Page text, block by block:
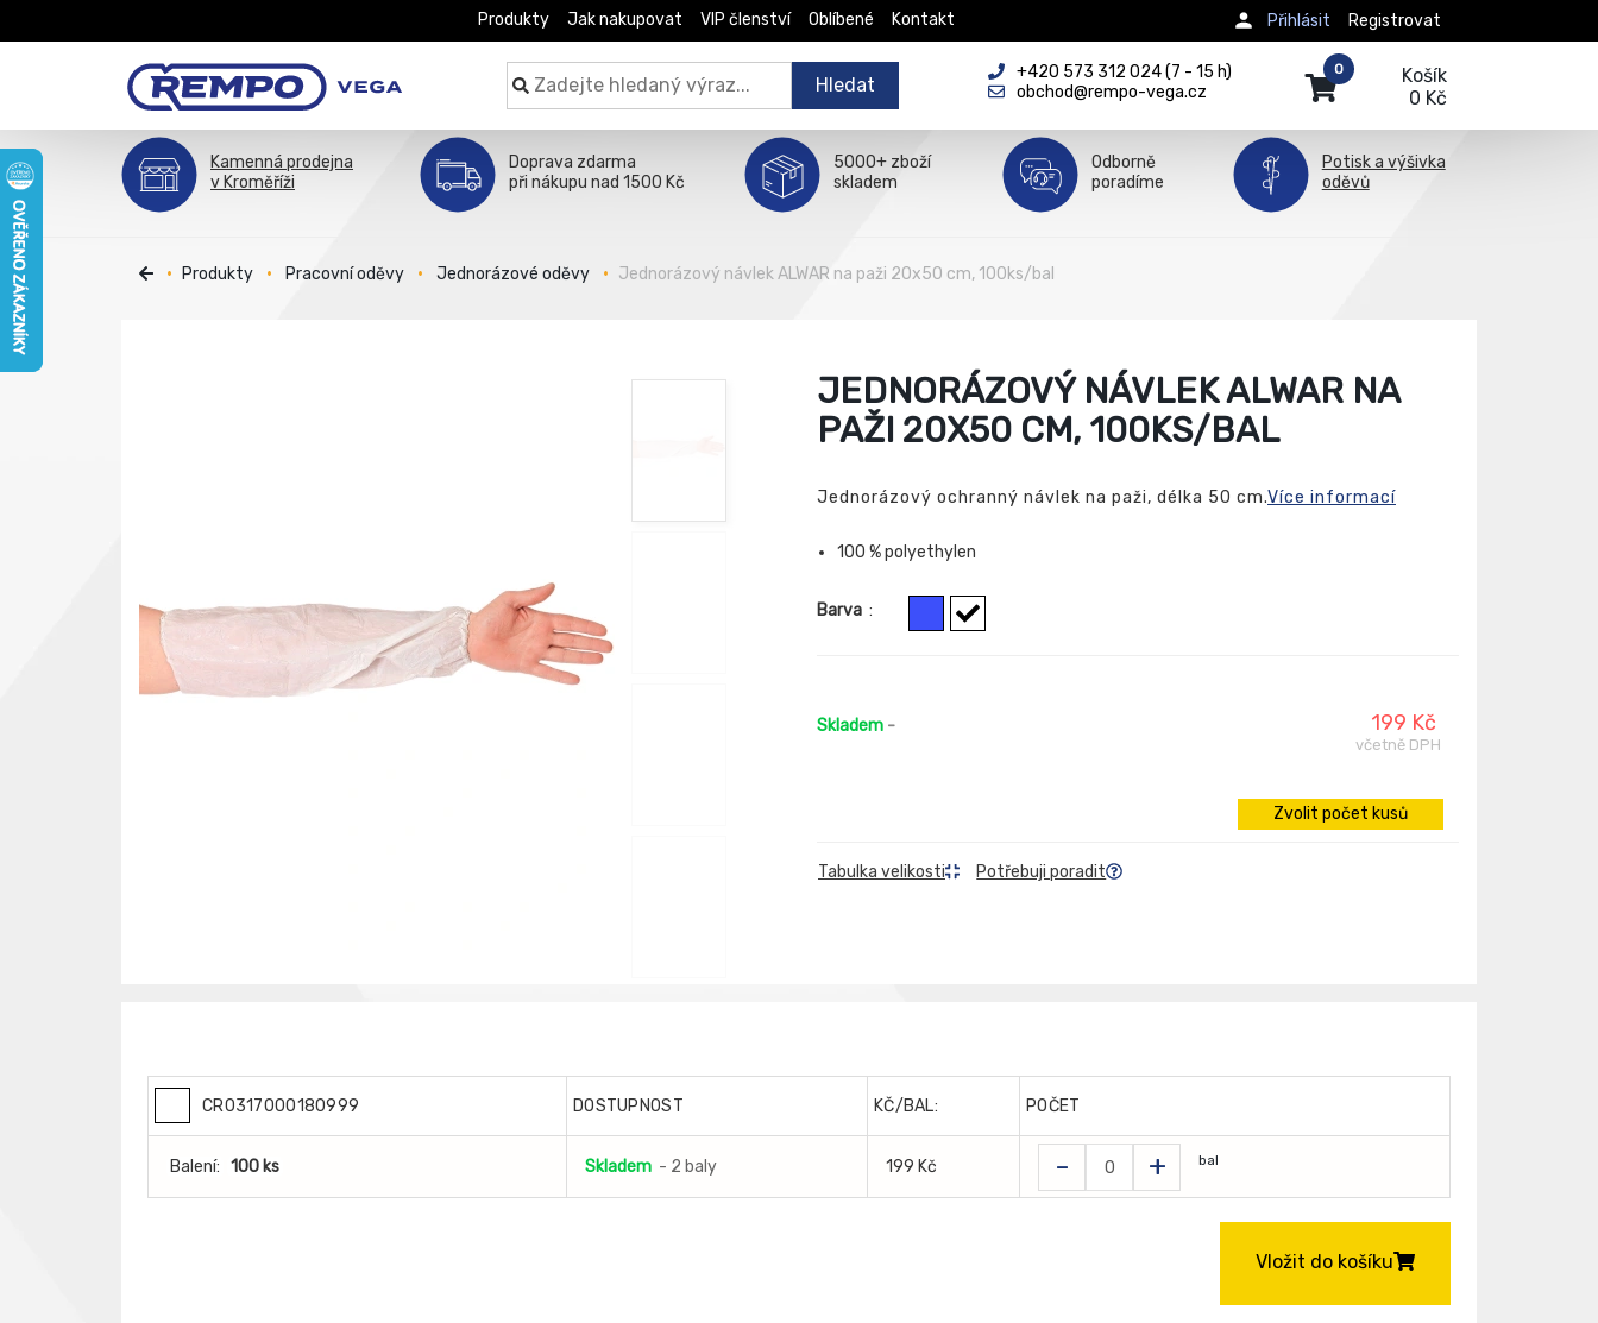
Produkty Jak nakupovat VIP členství Oblíbené Kontakt Registrovat
Přihlásit
Hledat
+420 573 312 024 (7 - 15 h)
obchod@rempo-vega.cz
Košík
0 Kč
0
Kamenná prodejna
v Kroměříži
Doprava zdarma
při nákupu nad 1500 Kč
5000+ zboží
skladem
Odborně
poradíme
Potisk a výšivka
oděvů
Produkty Pracovní oděvy Jednorázové oděvy Jednorázový návlek ALWAR na paži 20x50 cm, 100ks/bal
JEDNORÁZOVÝ NÁVLEK ALWAR NA
PAŽI 20X50 CM, 100KS/BAL
Jednorázový ochranný návlek na paži, délka 50 cm.Více informací
100 % polyethylen
Barva :
Skladem - 199 Kč
včetně DPH
Zvolit počet kusů
Tabulka velikosti Potřebuji poradit
CR0317000180999 DOSTUPNOST KČ/BAL: POČET
Balení: 100 ks Skladem - 2 baly 199 Kč - + bal
Vložit do košíku